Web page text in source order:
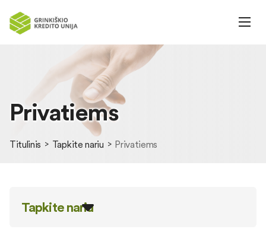
Privatiems
Titulinis Tapkite nariu Privatiems
Tapkite nariu